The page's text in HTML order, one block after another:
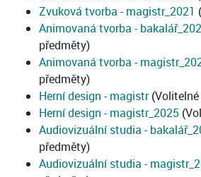
Zvuková tvorba - magistr_2021
Animovaná tvorba -
předměty)
Animovaná tvorba -
předměty)
Herní design - magistr(Volitelné
Herní design - magistr_2025
Audiovizuální studia -
předměty)
Audiovizuální studia -